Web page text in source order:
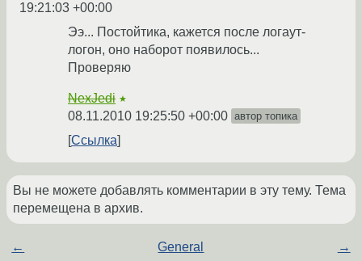
19:21:03 +00:00
Ээ... Постойтика, кажется после логаут-
логон, оно наборот появилось...
Проверяю
NexJedi ★
08.11.2010 19:25:50 +00:00 автор топика
Ссылка
Вы не можете добавлять комментарии в эту тему. Тема
перемещена в архив.
← General →